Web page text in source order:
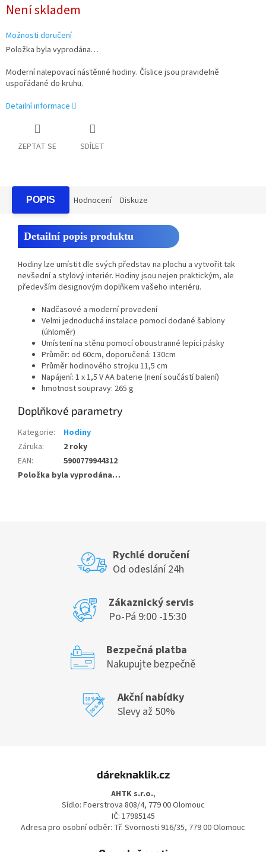
cena:
Není skladem
Možnosti doručení
Položka byla vyprodána…
Moderní nalepovací nástěnné hodiny. Číslice jsou pravidelně
uspořádané do kruhu.
Detailní informace
ZEPTAT SE SDÍLET
POPIS Hodnocení Diskuze
Detailní popis produktu
Hodiny lze umístit dle svých představ na plochu a vytvořit tak
nevšední a stylový interiér. Hodiny jsou nejen praktickým, ale
především designovým doplňkem vašeho interiéru.
Nadčasové a moderní provedení
Velmi jednoduchá instalace pomocí dodané šablony
(úhloměr)
Umístení na stěnu pomocí oboustranné lepící pásky
Průměr: od 60cm, doporučená: 130cm
Průměr hodinového strojku 11,5 cm
Napájení: 1 x 1,5 V AA baterie (není součástí balení)
hmotnost soupravy: 265 g
Doplňkové parametry
Kategorie:
Hodiny
Záruka:
2 roky
EAN:
5900779944312
Položka byla vyprodána…
Rychlé doručení
Od odeslání 24h
Zákaznický servis
Po-Pá 9:00 -15:30
Bezpečná platba
Nakupujte bezpečně
Akční nabídky
Slevy až 50%
dáreknaklik.cz
AHTK s.r.o.,
Sídlo: Foerstrova 808/4, 779 00 Olomouc
IČ: 17985145
Adresa pro osobní odběr: Tř. Svornosti 916/35, 779 00 Olomouc